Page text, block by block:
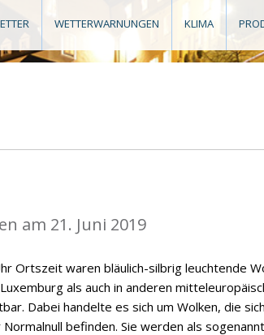
WETTERWARNUNGEN KLIMA
am 21. Juni 2019
Ortszeit waren bläulich-silbrig leuchtende
als auch in anderen
Dabei handelte es sich um Wolken, die
befinden. Sie werden als